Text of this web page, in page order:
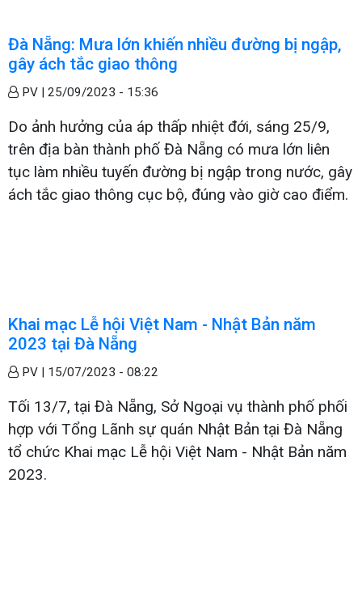
Đà Nẵng: Mưa lớn khiến nhiều đường bị ngập,
gây ách tắc giao thông
PV | 25/09/2023 - 15:36
Do ảnh hưởng của áp thấp nhiệt đới, sáng 25/9,
trên địa bàn thành phố Đà Nẵng có mưa lớn liên
tục làm nhiều tuyến đường bị ngập trong nước, gây
ách tắc giao thông cục bộ, đúng vào giờ cao điểm.
Khai mạc Lễ hội Việt Nam - Nhật Bản năm
2023 tại Đà Nẵng
PV | 15/07/2023 - 08:22
Tối 13/7, tại Đà Nẵng, Sở Ngoại vụ thành phố phối
hợp với Tổng Lãnh sự quán Nhật Bản tại Đà Nẵng
tổ chức Khai mạc Lễ hội Việt Nam - Nhật Bản năm
2023.